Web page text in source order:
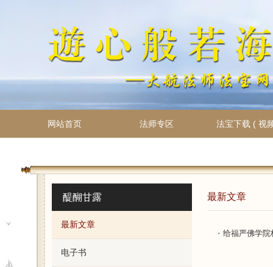
网站首页 法师专区 法宝下载 ( 视
醍醐甘露
最新文章
电子书
最新文章
· 给福严佛学院